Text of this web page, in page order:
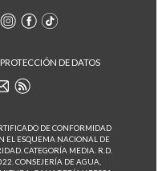
PROTECCIÓN DE DATOS